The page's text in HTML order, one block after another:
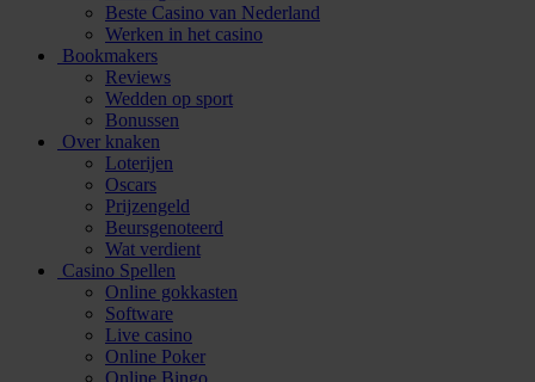
Beste Casino van Nederland
Werken in het casino
Bookmakers
Reviews
Wedden op sport
Bonussen
Over knaken
Loterijen
Oscars
Prijzengeld
Beursgenoteerd
Wat verdient
Casino Spellen
Online gokkasten
Software
Live casino
Online Poker